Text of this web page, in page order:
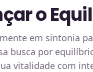
o
em sintonia
busca por
vitalidade com